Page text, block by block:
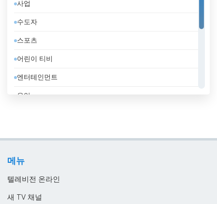
독일
라트비아
러시아
레바논
루마니아
사업
수도자
스포츠
어린이 티비
엔터테인먼트
음악
메뉴
텔레비전 온라인
새 TV 채널